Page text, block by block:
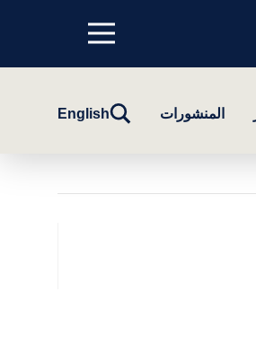
Menu
top
المنشورات
تبديلEnglish